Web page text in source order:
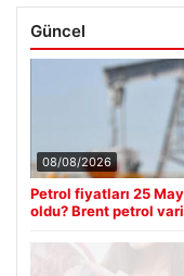
Güncel
08/08/2026
Petrol fiyatları 25
oldu? Brent petrol